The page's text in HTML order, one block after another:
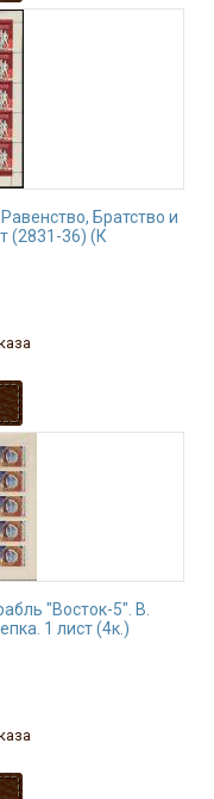
Братство и
(2831-36) (К
"Восток-5". В.
1 лист (4к.)